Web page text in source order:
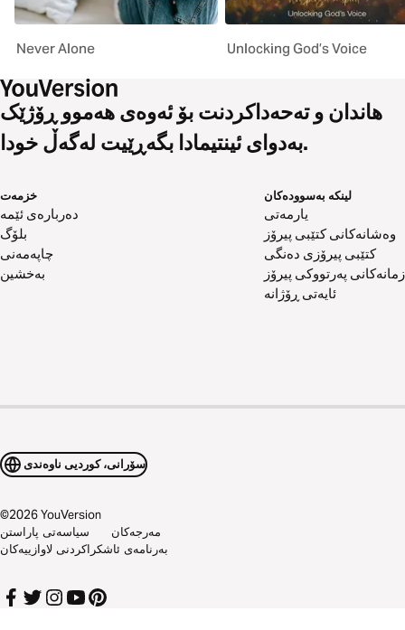
Never Alone Unlocking God’s Voice
هاندان و تەحەداکردنت بۆ ئەوەی هەموو ڕۆژێک
بەدوای ئینتیمادا بگەڕێیت لەگەڵ خودا.
خزمەت
دەربارەی ئێمە
بلۆگ
چاپەمەنی
بەخشین
لینکە بەسوودەکان
یارمەتی
وەشانەکانی کتێبی پیرۆز
کتێبی پیرۆزی دەنگی
زمانەکانی پەرتووکی پیرۆز
ئایەتی ڕۆژانە
سۆرانی، کوردیی ناوەندی
©2026YouVersion
سیاسەتی پاراستن
مەرجەکان
بەرنامەی ئاشکراکردنی لاوازییەکان